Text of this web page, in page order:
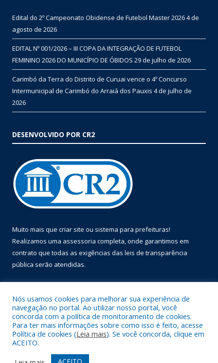
Edital do 2º Campeonato Obidense de Futebol Master 20264 de
agosto de 2026
EDITAL Nº 001/2026 – III COPA DA INTEGRAÇÃO DE FUTEBOL
FEMININO 2026 DO MUNICÍPIO DE ÓBIDOS 29 de julho de 2026
Carimbó da Terra do Distrito de Curuai vence o 4º Concurso
Intermunicipal de Carimbó do Arraiá dos Pauxis 4 de julho de
2026
DESENVOLVIDO POR CR2
Muito mais que criar site ou sistema para prefeituras!
Realizamos uma assessoria completa, onde garantimos em
contrato que todas as exigências das leis de transparência
pública serão atendidas.
Todos os direitos reservados a Prefeitura Municipal de Óbidos.
Mapa do Site Acessar Área Administrativa
Nós usamos cookies para melhorar sua experiência de
navegação no portal. Ao utilizar nosso portal, você
concorda com a política de monitoramento de cookies.
Para ter mais informações sobre como isso é feito, acesse
Política de cookies (Leia mais). Se você concorda, clique em
ACEITO.